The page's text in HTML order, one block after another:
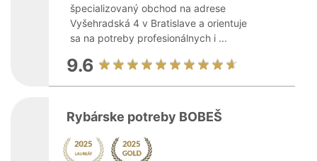
špecializovaný obchod na adrese
Vyšehradská 4 v Bratislave a orientuje
sa na potreby profesionálnych i ...
9.6
Rybárske potreby BOBEŠ